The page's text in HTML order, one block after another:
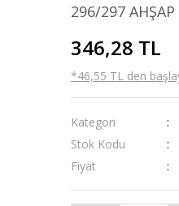
296/297
346,28 TL
*46,55 TL den
Kategori
Stok Kodu
Fiyat